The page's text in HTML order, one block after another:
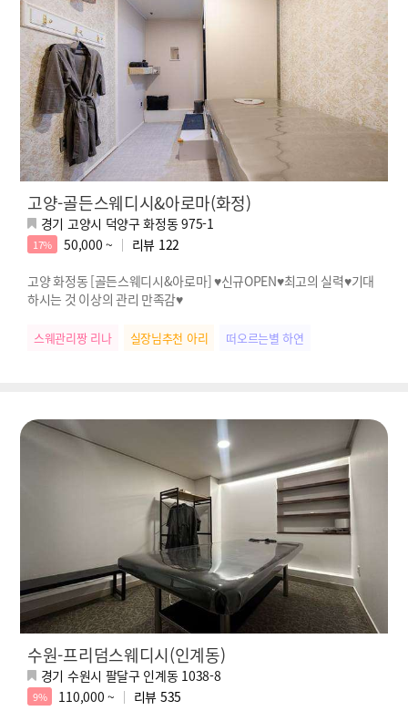
고양-골든스웨디시&아로마(화정)
경기 고양시 덕양구 화정동 975-1
17% 50,000 ~ 리뷰 122
고양 화정동 [골든스웨디시&아로마] ♥신규OPEN♥최고의 실력♥기대
하시는 것 이상의 관리 만족감♥
스웨관리짱 리나 실장님추천 아리 떠오르는별 하연
수원-프리덤스웨디시(인계동)
경기 수원시 팔달구 인계동 1038-8
9% 110,000 ~ 리뷰 535